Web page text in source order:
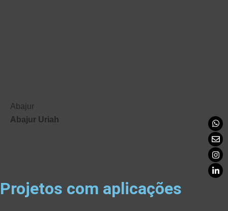
Abajur
Abajur Uriah
Projetos com aplicações